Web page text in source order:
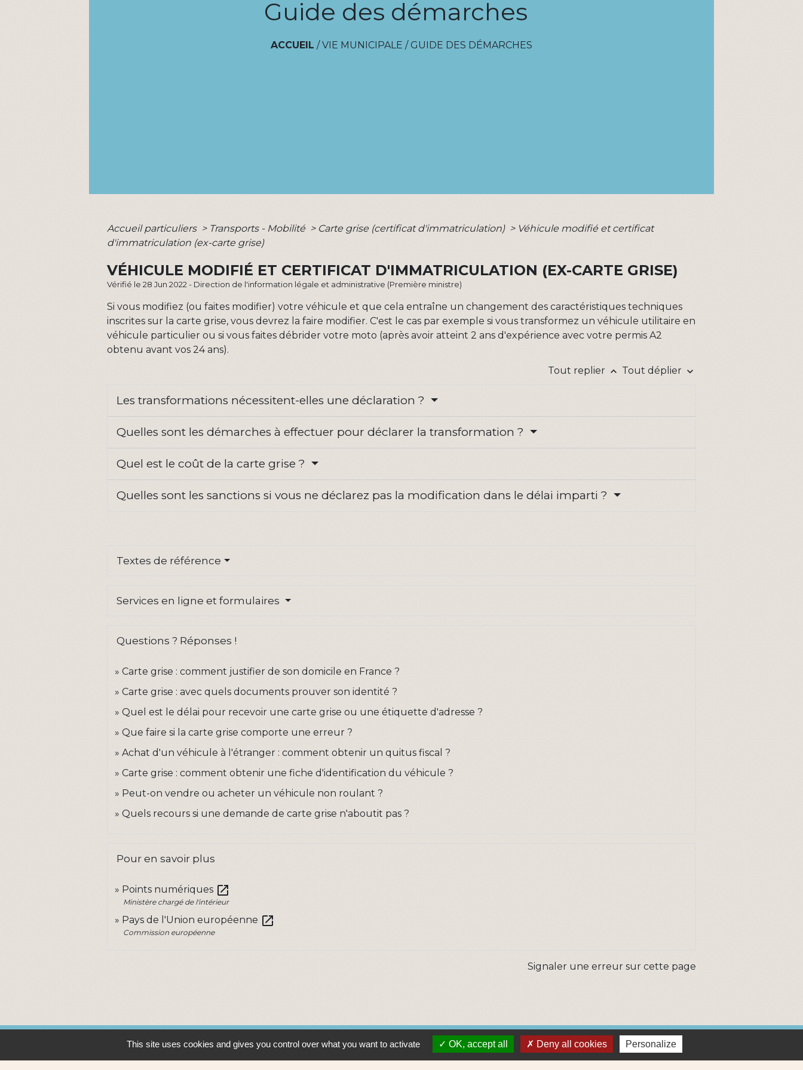
Guide des démarches
ACCUEIL /VIE MUNICIPALE / GUIDE DES DÉMARCHES
Accueil particuliers > Transports - Mobilité > Carte grise (certificat d'immatriculation) > Véhicule modifié et certificat
d'immatriculation (ex-carte grise)
VÉHICULE MODIFIÉ ET CERTIFICAT D'IMMATRICULATION (EX-CARTE GRISE)
Vérifié le 28 Jun 2022 - Direction de l'information légale et administrative (Première ministre)
Si vous modifiez (ou faites modifier) votre véhicule et que cela entraîne un changement des caractéristiques techniques
inscrites sur la carte grise, vous devrez la faire modifier. C'est le cas par exemple si vous transformez un véhicule utilitaire en
véhicule particulier ou si vous faites débrider votre moto (après avoir atteint 2 ans d'expérience avec votre permis A2
obtenu avant vos 24 ans).
Tout replier keyboard_arrow_up Tout déplier keyboard_arrow_down
Les transformations nécessitent-elles une déclaration ?
Quelles sont les démarches à effectuer pour déclarer la transformation ?
Quel est le coût de la carte grise ?
Quelles sont les sanctions si vous ne déclarez pas la modification dans le délai imparti ?
Textes de référence
Services en ligne et formulaires
Questions ? Réponses !
Carte grise : comment justifier de son domicile en France ?
Carte grise : avec quels documents prouver son identité ?
Quel est le délai pour recevoir une carte grise ou une étiquette d'adresse ?
Que faire si la carte grise comporte une erreur ?
Achat d'un véhicule à l'étranger : comment obtenir un quitus fiscal ?
Carte grise : comment obtenir une fiche d'identification du véhicule ?
Peut-on vendre ou acheter un véhicule non roulant ?
Quels recours si une demande de carte grise n'aboutit pas ?
Pour en savoir plus
Points numériques open_in_new
Ministère chargé de l'intérieur
Pays de l'Union européenne open_in_new
Commission européenne
Signaler une erreur sur cette page
Contacts Liens
This site uses cookies and gives you control over what you want to activate OK, accept all Deny all cookies Personalize